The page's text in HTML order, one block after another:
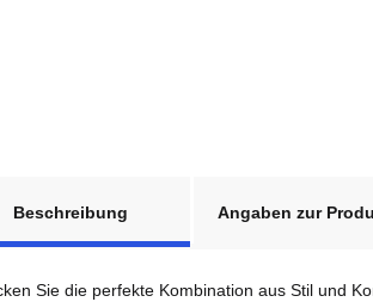
Beschreibung
Angaben zur
Sie die perfekte Kombination aus Stil und